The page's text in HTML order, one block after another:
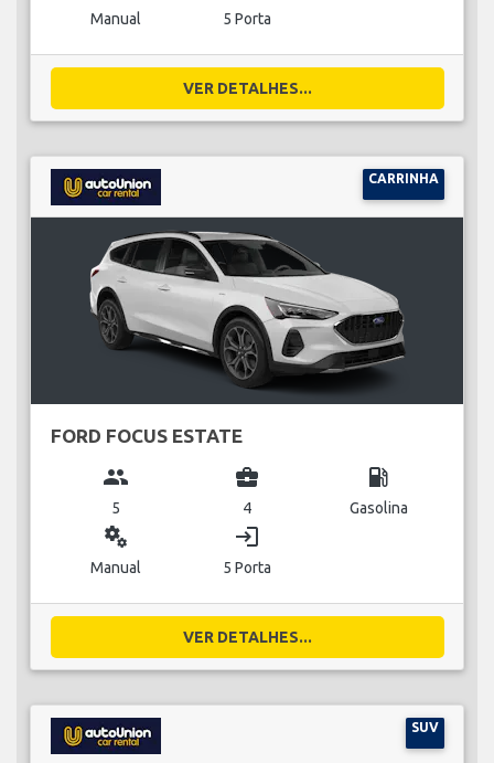
Manual 5 Porta
VER DETALHES...
CARRINHA
FORD FOCUS ESTATE
group
5
business_center
4
local_gas_station
Gasolina
miscellaneous_services
Manual
login
5 Porta
VER DETALHES...
SUV